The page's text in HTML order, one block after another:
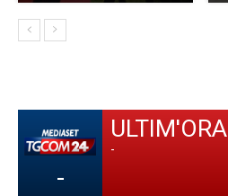
-
ULTIM'ORA
-